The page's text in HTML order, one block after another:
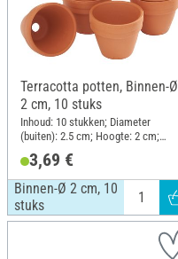
Terracotta potten, Binnen-Ø
2 cm, 10 stuks
Inhoud: 10 stukken; Diameter
(buiten): 2.5 cm; Hoogte: 2 cm;
3,69 €
Binnen-Ø 2 cm, 10
stuks